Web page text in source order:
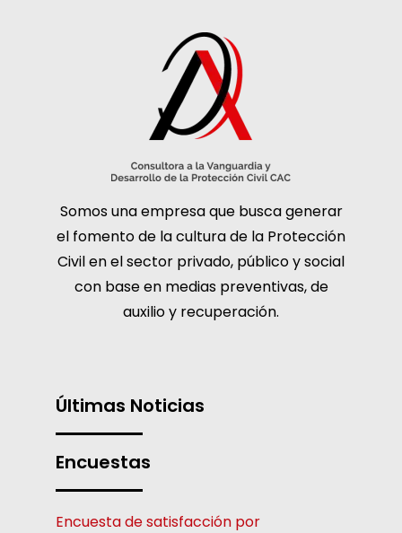
Somos una empresa que busca generar
el fomento de la cultura de la Protección
Civil en el sector privado, público y social
con base en medias preventivas, de
auxilio y recuperación.
Últimas Noticias
Encuestas
Encuesta de satisfacción por